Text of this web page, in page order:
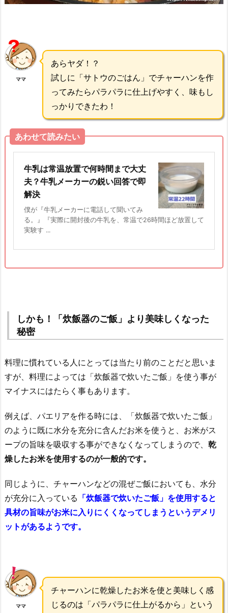
ママ
あらヤダ！？
試しに「サトウのごはん」でチャーハンを作
ってみたらパラパラに仕上げやすく、味もし
っかりできたわ！
あわせて読みたい
牛乳は常温放置で何時間まで大丈
夫？牛乳メーカーの鋭い回答で即
解決
僕が『牛乳メーカーに電話して聞いてみ
る。』『実際に開封後の牛乳を、常温で26時間ほど放置して
実験す ...
しかも！「炊飯器のご飯」より美味しくなった
秘密
料理に慣れている人にとっては当たり前のことだと思いま
すが、料理によっては「炊飯器で炊いたご飯」を使う事が
マイナスにはたらく事もあります。
例えば、パエリアを作る時には、「炊飯器で炊いたご飯」
のように既に水分を充分に含んだお米を使うと、お米がス
ープの旨味を吸収する事ができなくなってしまうので、 乾
燥したお米を使用するのが一般的です。
同じように、チャーハンなどの混ぜご飯においても、水分
が充分に入っている 「炊飯器で炊いたご飯」を使用すると
具材の旨味がお米に入りにくくなってしまうというデメリ
ットがあるようです。
ママ
チャーハンに乾燥したお米を使と美味しく感
じるのは「パラパラに仕上がるから」という